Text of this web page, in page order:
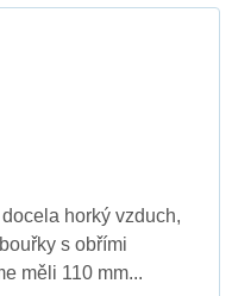
horký vzduch,
s obřími
měli 110 mm...